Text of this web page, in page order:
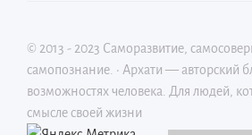
© 2013 - 2023 Саморазвитие,
самопознание. · Архати — авторский
возможностях человека. Для людей,
смысле своей жизни